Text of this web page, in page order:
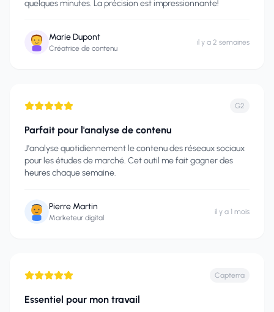
quelques minutes. La précision est impressionnante!
Marie Dupont
Créatrice de contenu
il y a 2 semaines
G2
Parfait pour l'analyse de contenu
J'analyse quotidiennement le contenu des réseaux sociaux
pour les études de marché. Cet outil me fait gagner des
heures chaque semaine.
Pierre Martin
Marketeur digital
il y a 1 mois
Capterra
Essentiel pour mon travail